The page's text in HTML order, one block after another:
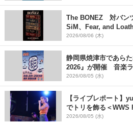
The BONEZ 対バン
SiM、Fear, and
アーティストを一斉解
2026/08/06 (木)
静岡県焼津市であら
2026』が開催 音楽
メ×ランタンナイトで
2026/08/05 (水)
【ライブレポート】
でトリを飾る＜WWS
2026/08/05 (水)